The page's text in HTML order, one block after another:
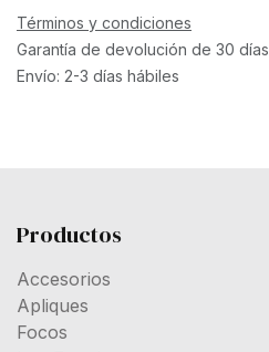
Términos y condiciones
Garantía de devolución de 30 días
Envío: 2-3 días hábiles
Productos
Accesorios
Apliques
Focos